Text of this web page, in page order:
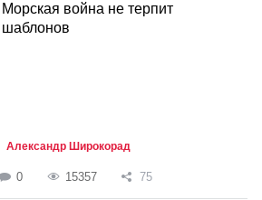
Морская война не терпит
шаблонов
Александр Широкорад
0 15357 75